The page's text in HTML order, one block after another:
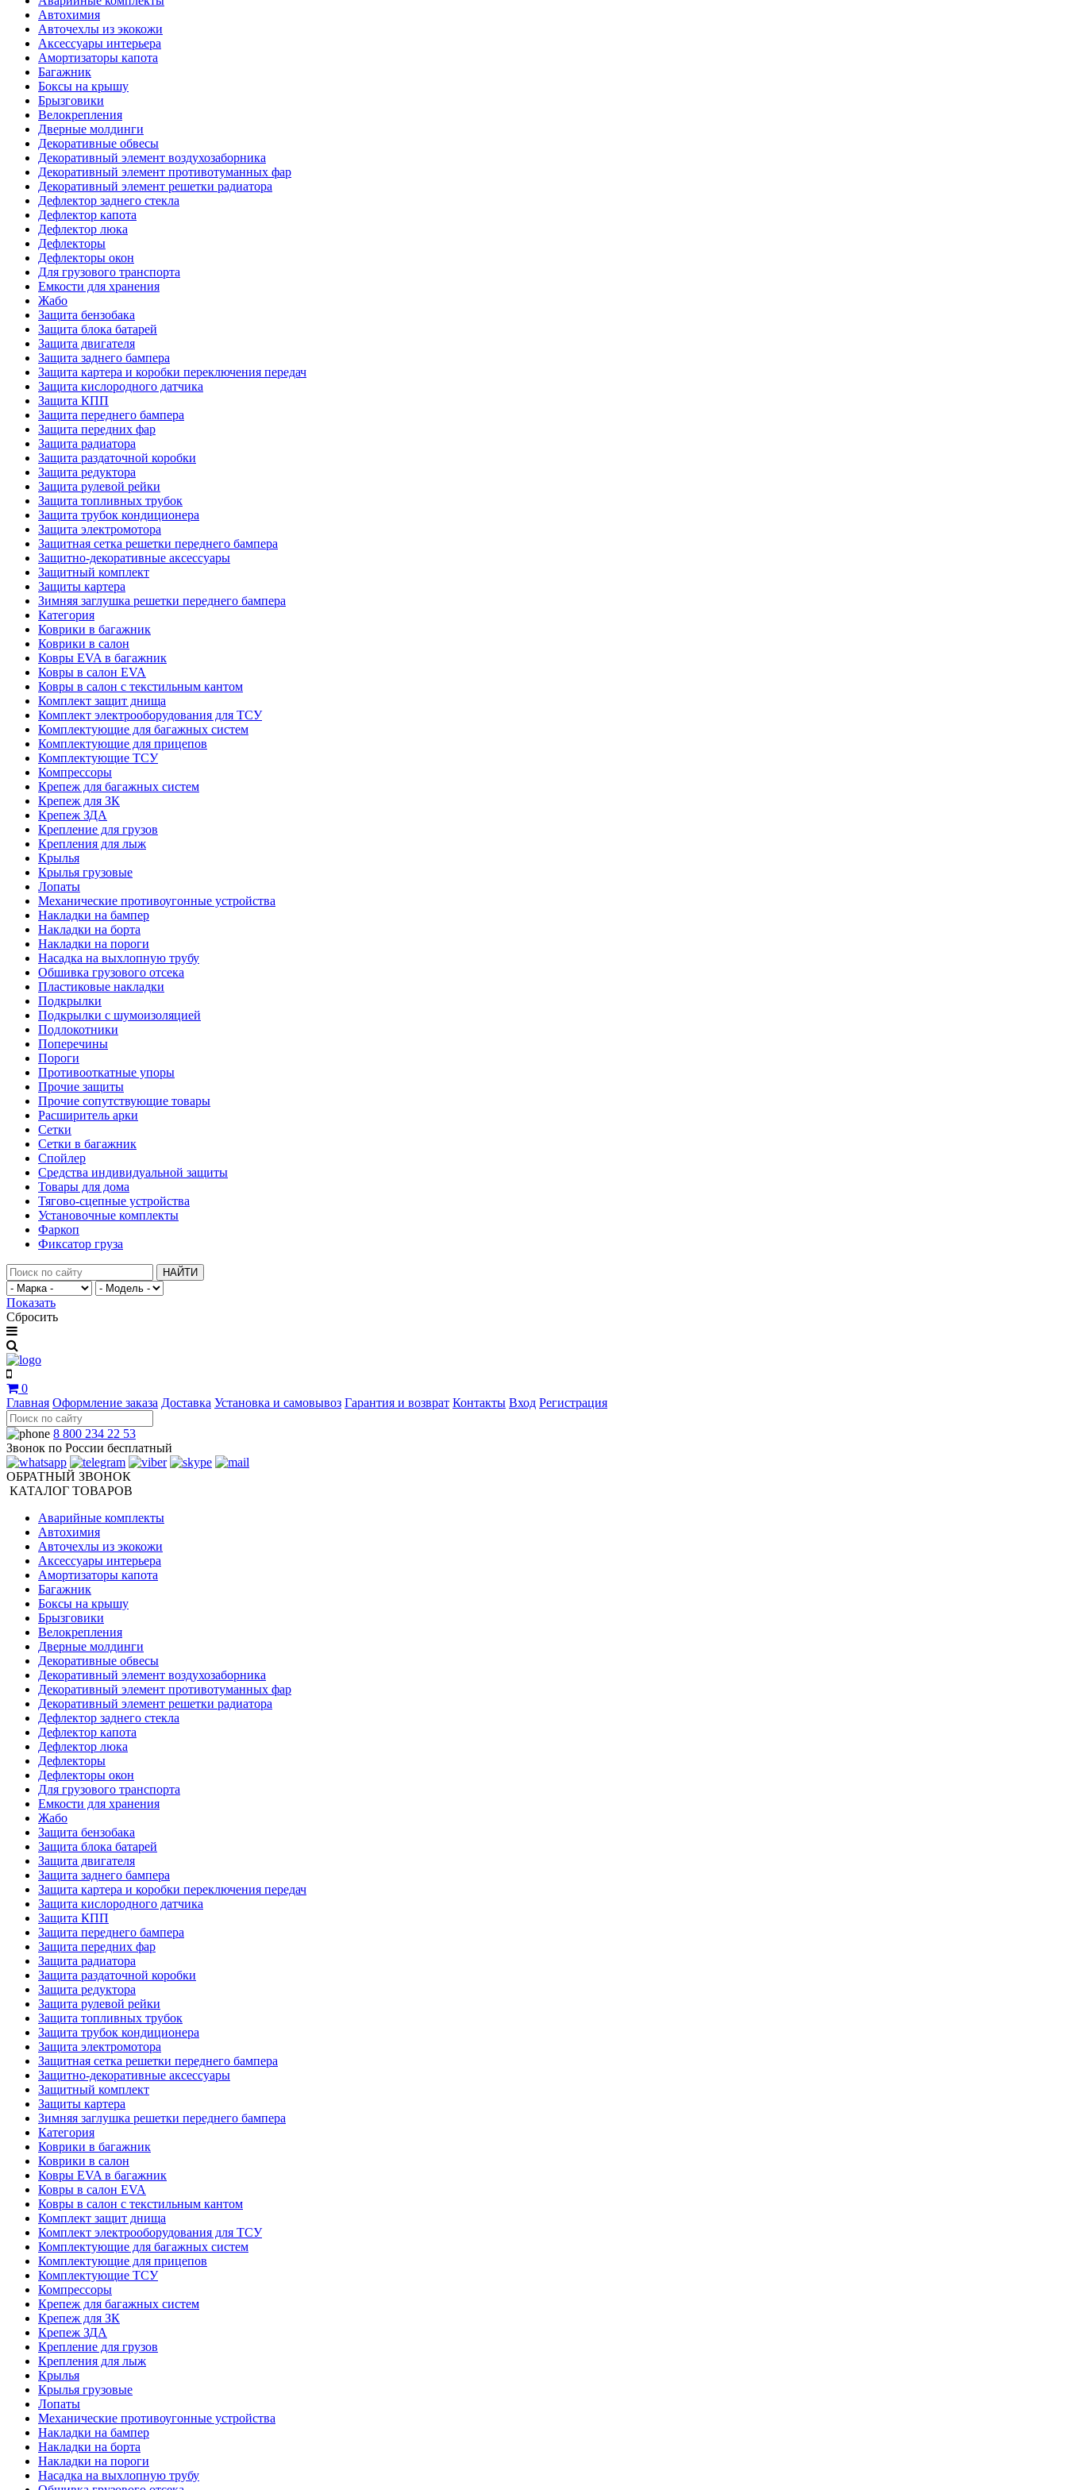
Автохимия
Авточехлы из экокожи
Аксессуары интерьера
Амортизаторы капота
Багажник
Боксы на крышу
Брызговики
Велокрепления
Дверные молдинги
Декоративные обвесы
Декоративный элемент воздухозаборника
Декоративный элемент противотуманных фар
Декоративный элемент решетки радиатора
Дефлектор заднего стекла
Дефлектор капота
Дефлектор люка
Дефлекторы
Дефлекторы окон
Для грузового транспорта
Емкости для хранения
Жабо
Защита бензобака
Защита блока батарей
Защита двигателя
Защита заднего бампера
Защита картера и коробки переключения передач
Защита кислородного датчика
Защита КПП
Защита переднего бампера
Защита передних фар
Защита радиатора
Защита раздаточной коробки
Защита редуктора
Защита рулевой рейки
Защита топливных трубок
Защита трубок кондиционера
Защита электромотора
Защитная сетка решетки переднего бампера
Защитно-декоративные аксессуары
Защитный комплект
Защиты картера
Зимняя заглушка решетки переднего бампера
Категория
Коврики в багажник
Коврики в салон
Ковры EVA в багажник
Ковры в салон EVA
Ковры в салон с текстильным кантом
Комплект защит днища
Комплект электрооборудования для ТСУ
Комплектующие для багажных систем
Комплектующие для прицепов
Комплектующие ТСУ
Компрессоры
Крепеж для багажных систем
Крепеж для ЗК
Крепеж ЗДА
Крепление для грузов
Крепления для лыж
Крылья
Крылья грузовые
Лопаты
Механические противоугонные устройства
Накладки на бампер
Накладки на борта
Накладки на пороги
Насадка на выхлопную трубу
Обшивка грузового отсека
Пластиковые накладки
Подкрылки
Подкрылки с шумоизоляцией
Подлокотники
Поперечины
Пороги
Противооткатные упоры
Прочие защиты
Прочие сопутствующие товары
Расширитель арки
Сетки
Сетки в багажник
Спойлер
Средства индивидуальной защиты
Товары для дома
Тягово-сцепные устройства
Установочные комплекты
Фаркоп
Фиксатор груза
НАЙТИ
Показать
Сбросить
0
Главная Оформление заказа Доставка Установка и самовывоз Гарантия и возврат Контакты Вход Регистрация
8 800 234 22 53
Звонок по России бесплатный
ОБРАТНЫЙ ЗВОНОК
КАТАЛОГ ТОВАРОВ
Аварийные комплекты
Автохимия
Авточехлы из экокожи
Аксессуары интерьера
Амортизаторы капота
Багажник
Боксы на крышу
Брызговики
Велокрепления
Дверные молдинги
Декоративные обвесы
Декоративный элемент воздухозаборника
Декоративный элемент противотуманных фар
Декоративный элемент решетки радиатора
Дефлектор заднего стекла
Дефлектор капота
Дефлектор люка
Дефлекторы
Дефлекторы окон
Для грузового транспорта
Емкости для хранения
Жабо
Защита бензобака
Защита блока батарей
Защита двигателя
Защита заднего бампера
Защита картера и коробки переключения передач
Защита кислородного датчика
Защита КПП
Защита переднего бампера
Защита передних фар
Защита радиатора
Защита раздаточной коробки
Защита редуктора
Защита рулевой рейки
Защита топливных трубок
Защита трубок кондиционера
Защита электромотора
Защитная сетка решетки переднего бампера
Защитно-декоративные аксессуары
Защитный комплект
Защиты картера
Зимняя заглушка решетки переднего бампера
Категория
Коврики в багажник
Коврики в салон
Ковры EVA в багажник
Ковры в салон EVA
Ковры в салон с текстильным кантом
Комплект защит днища
Комплект электрооборудования для ТСУ
Комплектующие для багажных систем
Комплектующие для прицепов
Комплектующие ТСУ
Компрессоры
Крепеж для багажных систем
Крепеж для ЗК
Крепеж ЗДА
Крепление для грузов
Крепления для лыж
Крылья
Крылья грузовые
Лопаты
Механические противоугонные устройства
Накладки на бампер
Накладки на борта
Накладки на пороги
Насадка на выхлопную трубу